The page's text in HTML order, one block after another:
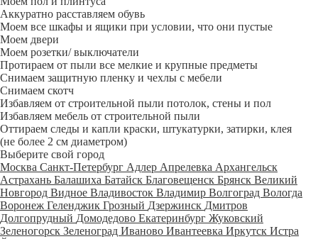
Аккуратно расставляем обувь
Моем все шкафы и ящики при условии, что они пустые
Моем двери
Моем розетки/ выключатели
Протираем от пыли все мелкие и крупные предметы
Снимаем защитную пленку и чехлы с мебели
Снимаем скотч
Избавляем от строительной пыли потолок, стены и пол
Избавляем мебель от строительной пыли
Оттираем следы и капли краски, штукатурки, затирки, клея
(не более 2 см диаметром)
Выберите свой город
Москва Санкт-Петербург Адлер Апрелевка Архангельск
Астрахань Балашиха Батайск Благовещенск Брянск Великий
Новгород Видное Владивосток Владимир Волгоград Вологда
Воронеж Геленджик Грозный Дзержинск Дмитров
Долгопрудный Домодедово Екатеринбург Жуковский
Зеленогорск Зеленоград Иваново Ивантеевка Иркутск Истра